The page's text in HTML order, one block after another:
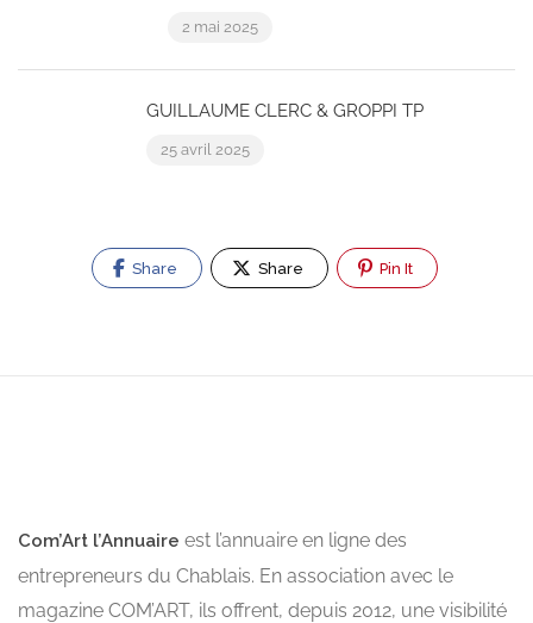
2 mai 2025
GUILLAUME CLERC & GROPPI TP
25 avril 2025
Share Share Pin It
Com’Art l’Annuaire est l’annuaire en ligne des
entrepreneurs du Chablais. En association avec le
magazine COM’ART, ils offrent, depuis 2012, une visibilité